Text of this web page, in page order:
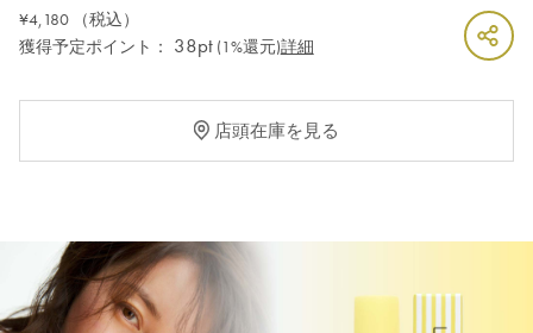
¥4,180（税込）
獲得予定ポイント：
38pt (1%還元)詳細
店頭在庫を見る